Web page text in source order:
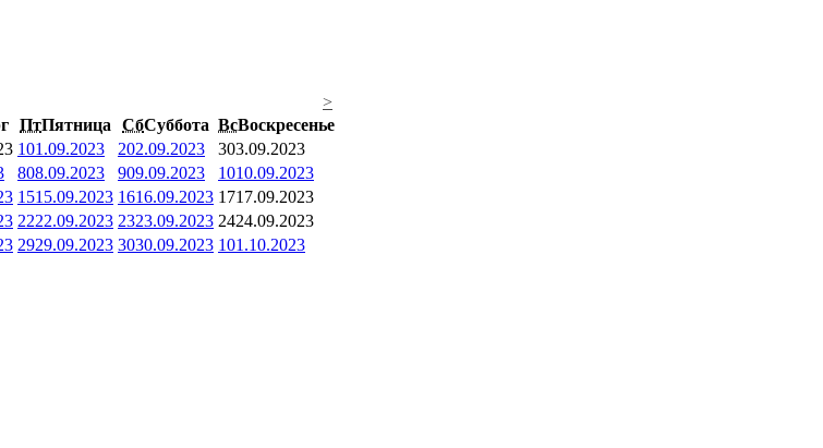
>
ПтПятница СбСуббота ВсВоскресенье
101.09.2023 202.09.2023 303.09.2023
808.09.2023 909.09.2023 1010.09.2023
1515.09.2023 1616.09.2023 1717.09.2023
2222.09.2023 2323.09.2023 2424.09.2023
2929.09.2023 3030.09.2023 101.10.2023